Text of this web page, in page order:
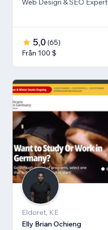
Web Design & SEO Expert
5,0 (65)
Från 100 $
Eldoret, KE
Elly Brian Ochieng